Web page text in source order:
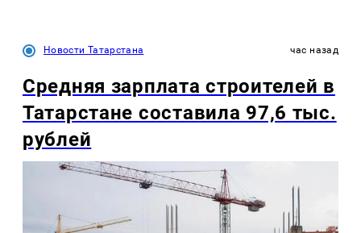
Новости Татарстана час назад
Средняя зарплата строителей в
Татарстане составила 97,6 тыс.
рублей